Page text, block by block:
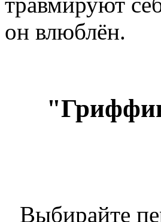
он влюблён.
Выбирайте